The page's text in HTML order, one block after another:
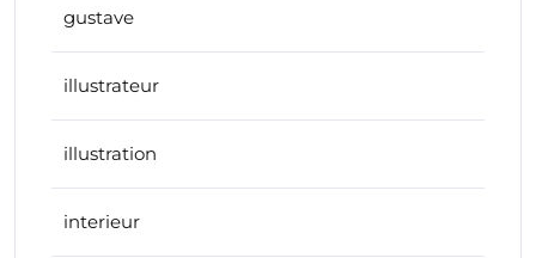
gustave
illustrateur
illustration
interieur